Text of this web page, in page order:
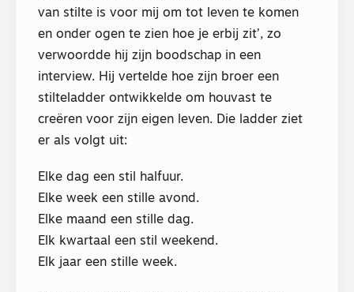
van stilte is voor mij om tot leven te komen
en onder ogen te zien hoe je erbij zit’, zo
verwoordde hij zijn boodschap in een
interview. Hij vertelde hoe zijn broer een
stilteladder ontwikkelde om houvast te
creëren voor zijn eigen leven. Die ladder ziet
er als volgt uit:
Elke dag een stil halfuur.
Elke week een stille avond.
Elke maand een stille dag.
Elk kwartaal een stil weekend.
Elk jaar een stille week.